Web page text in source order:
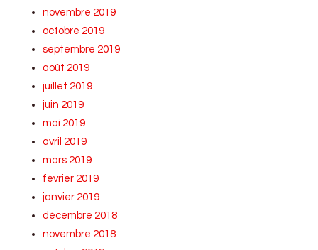
novembre 2019
octobre 2019
septembre 2019
août 2019
juillet 2019
juin 2019
mai 2019
avril 2019
mars 2019
février 2019
janvier 2019
décembre 2018
novembre 2018